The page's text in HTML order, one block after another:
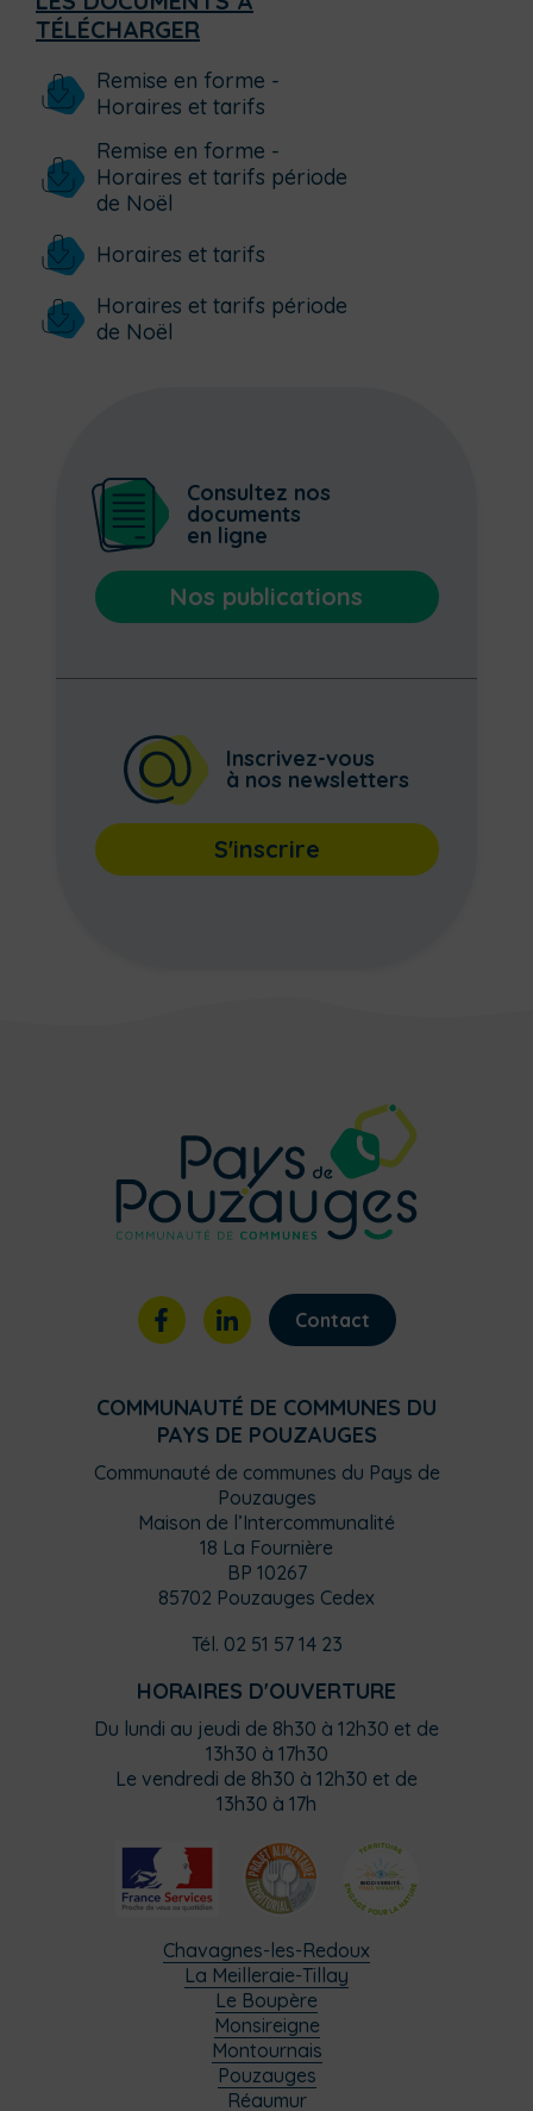
TÉLÉCHARGER
Remise en forme -
Horaires et tarifs
Remise en forme -
Horaires et tarifs période
de Noël
Horaires et tarifs
Horaires et tarifs période
de Noël
Consultez nos
documents
en ligne
Nos publications
Inscrivez-vous
à nos newsletters
S'inscrire
Contact
COMMUNAUTÉ DE COMMUNES DU
PAYS DE POUZAUGES
Communauté de communes du Pays de
Pouzauges
Maison de l’Intercommunalité
18 La Fournière
BP 10267
85702 Pouzauges Cedex
Tél. 02 51 57 14 23
HORAIRES D'OUVERTURE
Du lundi au jeudi de 8h30 à 12h30 et de
13h30 à 17h30
Le vendredi de 8h30 à 12h30 et de
13h30 à 17h
Chavagnes-les-Redoux
La Meilleraie-Tillay
Le Boupère
Monsireigne
Montournais
Pouzauges
Réaumur